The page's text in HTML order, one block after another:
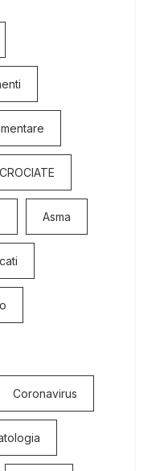
Asma
Coronavirus